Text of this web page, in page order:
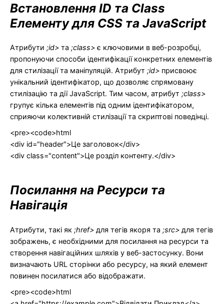
Встановлення ID та Class
Елементу для CSS та JavaScript
Атрибути ;id> та ;class> є ключовими в веб-розробці,
пропонуючи способи ідентифікації конкретних елементів
для стилізації та маніпуляцій. Атрибут ;id> присвоює
унікальний ідентифікатор, що дозволяє спрямовану
стилізацію та дії JavaScript. Тим часом, атрибут ;class>
групує кілька елементів під одним ідентифікатором,
сприяючи колективній стилізації та скриптові поведінці.
<pre><code>html
<div id="header">Це заголовок</div>
<div class="content">Це розділ контенту.</div>
Посилання на Ресурси та
Навігація
Атрибути, такі як ;href> для тегів якоря та ;src> для тегів
зображень, є необхідними для посилання на ресурси та
створення навігаційних шляхів у веб-застосунку. Вони
визначають URL сторінки або ресурсу, на який елемент
повинен посилатися або відображати.
<pre><code>html